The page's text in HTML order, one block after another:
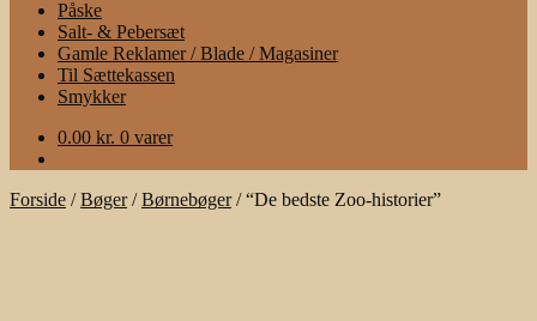
Påske
Salt- & Pebersæt
Gamle Reklamer / Blade / Magasiner
Til Sættekassen
Smykker
0.00 kr. 0 varer
Forside /Bøger/Børnebøger/“De bedste Zoo-historier”